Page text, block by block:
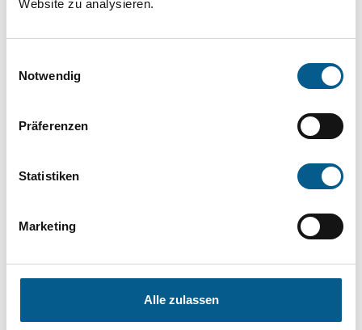
Website zu analysieren.
Notwendig
Präferenzen
Statistiken
Marketing
Alle zulassen
Bitte Suchbegriff eingeben. Ergebnisse
können durch die Wahl von Bereichen oder
Suchen
Kategorie: Hilfsbedürftige Menschen
Kategorie: Wohlfahrtswesen
Kategorie: Kinder, Jugendliche & Familie